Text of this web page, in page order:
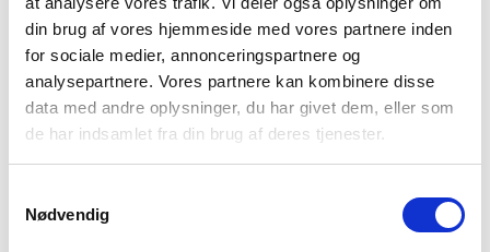
din brug af vores hjemmeside med vores partnere inden
for sociale medier, annonceringspartnere og
analysepartnere. Vores partnere kan kombinere disse
data med andre oplysninger, du har givet dem, eller som
de har indsamlet fra din brug af deres tjenester.
Nødvendig
BESKRIVELSE
YDERLIGERE INFORMATION
BRAND
FAQ
Du får fedt design samt smarte funktioner. Drikkeflasken er
robust, slidstærk og praktisk. Med det smarte bærehåndtag